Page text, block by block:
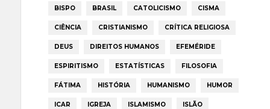
BISPO BRASIL CATOLICISMO CISMA
CIÊNCIA CRISTIANISMO CRÍTICA RELIGIOSA
DEUS DIREITOS HUMANOS EFEMÉRIDE
ESPIRITISMO ESTATÍSTICAS FILOSOFIA
FÁTIMA HISTÓRIA HUMANISMO HUMOR
ICAR IGREJA ISLAMISMO ISLÃO